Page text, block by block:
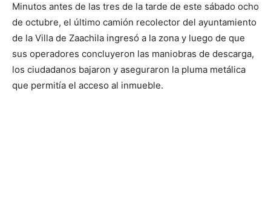
Minutos antes de las tres de la tarde de este sábado ocho
de octubre, el último camión recolector del ayuntamiento
de la Villa de Zaachila ingresó a la zona y luego de que
sus operadores concluyeron las maniobras de descarga,
los ciudadanos bajaron y aseguraron la pluma metálica
que permitía el acceso al inmueble.